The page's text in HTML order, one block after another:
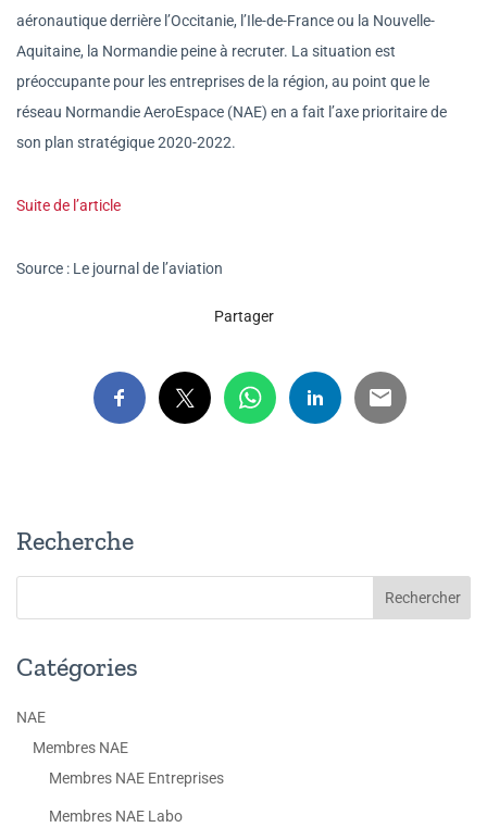
aéronautique derrière l’Occitanie, l’Ile-de-France ou la Nouvelle-
Aquitaine, la Normandie peine à recruter. La situation est
préoccupante pour les entreprises de la région, au point que le
réseau Normandie AeroEspace (NAE) en a fait l’axe prioritaire de
son plan stratégique 2020-2022.
Suite de l’article
Source : Le journal de l’aviation
Partager
Recherche
Catégories
NAE
Membres NAE
Membres NAE Entreprises
Membres NAE Labo